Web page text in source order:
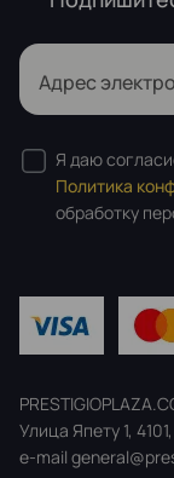
Адрес
Я даю
Политика
обработку
Улица Япету 1,
e-mail